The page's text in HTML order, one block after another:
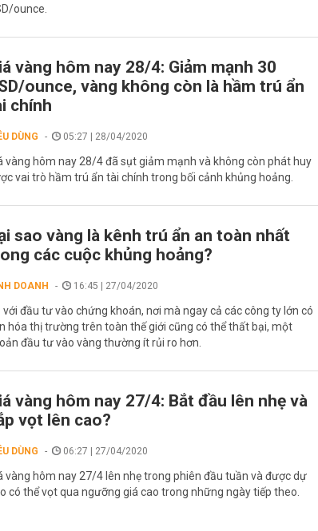
ounce.
vàng hôm nay 28/4: Giảm mạnh 30
ounce, vàng không còn là hầm trú ẩn
chính
DÙNG 05:27 | 28/04/2020
vàng hôm nay 28/4 đã sụt giảm mạnh và không còn phát huy
vai trò hầm trú ẩn tài chính trong bối cảnh khủng hoảng.
sao vàng là kênh trú ẩn an toàn nhất
các cuộc khủng hoảng?
DOANH 16:45 | 27/04/2020
với đầu tư vào chứng khoán, nơi mà ngay cả các công ty lớn có
hóa thị trường trên toàn thế giới cũng có thể thất bại, một
đầu tư vào vàng thường ít rủi ro hơn.
vàng hôm nay 27/4: Bắt đầu lên nhẹ và
vọt lên cao?
DÙNG 06:27 | 27/04/2020
vàng hôm nay 27/4 lên nhẹ trong phiên đầu tuần và được dự
có thể vọt qua ngưỡng giá cao trong những ngày tiếp theo.